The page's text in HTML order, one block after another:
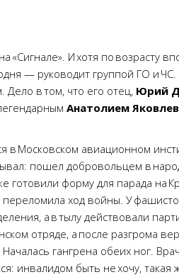
«Сигнале». И хотя по возрасту
— руководит группой ГО и
Дело в том, что его отец, Юрий
Анатолием
в Московском авиационном
пошел добровольцем в
готовили форму для парада на
переломила ход войны. У
а в тылу действовали
отряде, а после разгрома
гангрена обеих ног.
инвалидом быть не хочу, такая